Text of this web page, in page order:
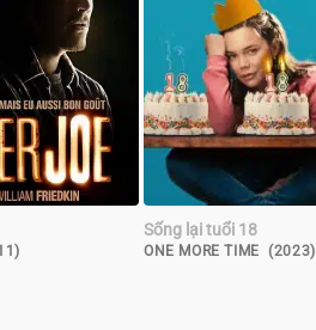
Sống lại tuổi 18
ONE MORE TIME (2023)